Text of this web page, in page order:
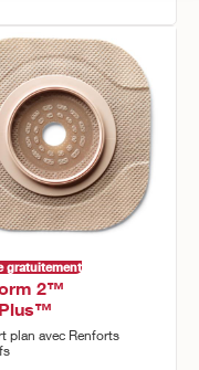
gratuitement
2™
plan avec Renforts